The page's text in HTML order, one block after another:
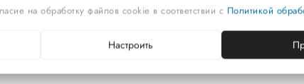
на обработку файлов cookie в соответствии с Политикой
Настроить